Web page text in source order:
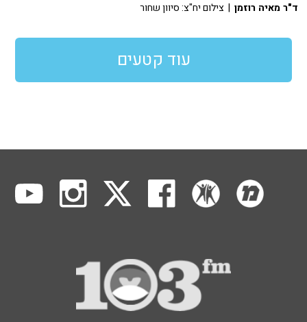
ד"ר מאיה רוזמן | צילום יח"צ: סיוון שחור
עוד קטעים